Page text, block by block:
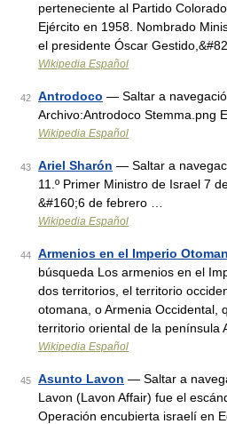
perteneciente al Partido
Ejército en 1958. Nombrado
el presidente Óscar
Wikipedia Español
42 Antrodoco — Saltar a
Archivo:Antrodoco Stemma.png
Wikipedia Español
43 Ariel Sharón — Saltar a
11.º Primer Ministro de Israel 7
&#160;6 de febrero …
Wikipedia Español
44 Armenios en el Imperio
búsqueda Los armenios en el
dos territorios, el territorio
otomana, o Armenia Occidental,
territorio oriental de la península
Wikipedia Español
45 Asunto Lavon — Saltar a
Lavon (Lavon Affair) fue el
Operación encubierta israelí en